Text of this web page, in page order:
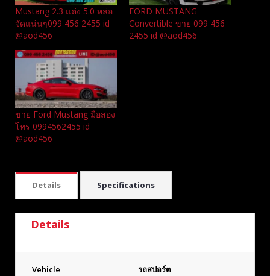
Mustang 2.3 แต่ง 5.0 หล่อ
จัดแน่นๆ099 456 2455 id
@aod456
FORD MUSTANG
Convertible ขาย 099 456
2455 id @aod456
ขาย Ford Mustang มือสอง
โทร 0994562455 id
@aod456
Details Specifications
Details
Vehicle รถสปอร์ต